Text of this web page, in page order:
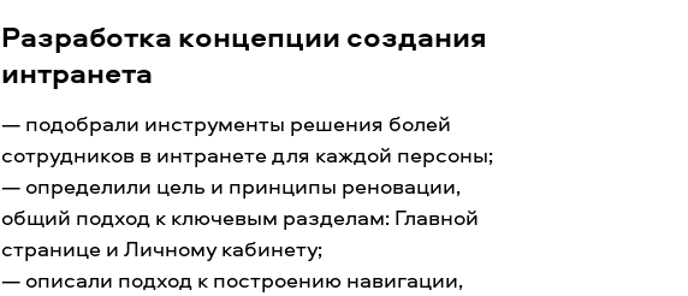
Разработка концепции создания
интранета
— подобрали инструменты решения болей
сотрудников в интранете для каждой персоны;
— определили цель и принципы реновации,
общий подход к ключевым разделам: Главной
странице и Личному кабинету;
— описали подход к построению навигации,